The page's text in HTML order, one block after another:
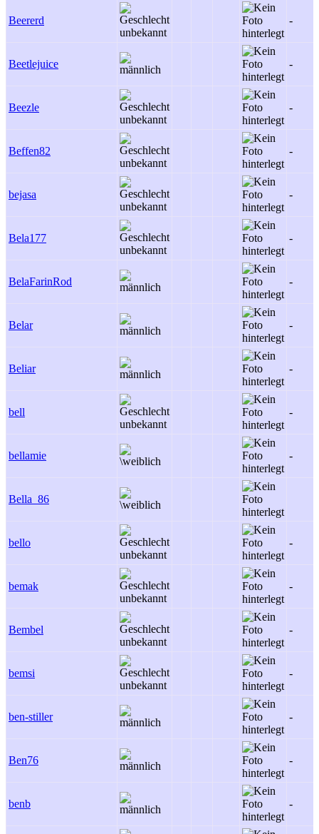
Beererd -
Beetlejuice -
Beezle -
Beffen82 -
bejasa -
Bela177 -
BelaFarinRod -
Belar -
Beliar -
bell -
bellamie -
Bella_86
bello -
bemak -
Bembel -
bemsi -
ben-stiller -
Ben76 -
benb -